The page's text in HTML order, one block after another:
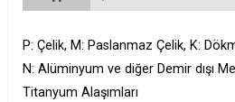
P: Çelik, M: Paslanmaz Çelik, K:
N: Alüminyum ve diğer Demir dışı
Titanyum Alaşımları